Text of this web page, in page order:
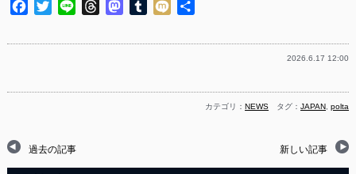
Facebook
TwitterLine ThreadsMastodon
Tumblr
Mixi
2026.6.17 12:00
カテゴリ： NEWS タグ：JAPAN,polta
過去の記事 新しい記事